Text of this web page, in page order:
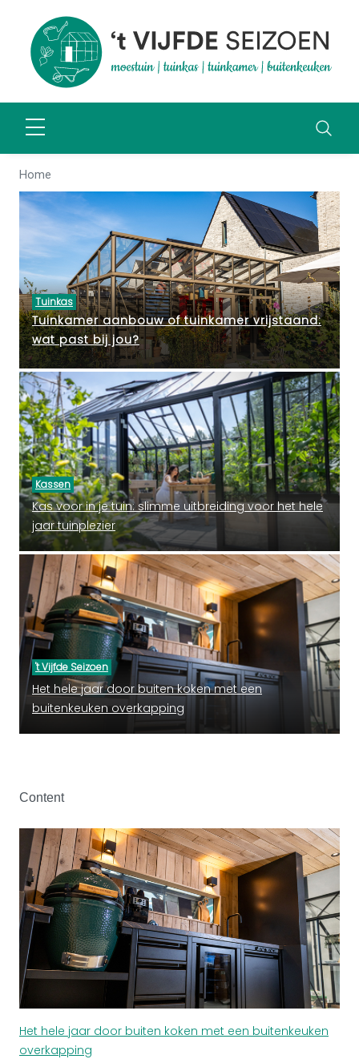
Home
Tuinkas
Tuinkamer aanbouw of tuinkamer vrijstaand:
wat past bij jou?
Kassen
Kas voor in je tuin: slimme uitbreiding voor het hele
jaar tuinplezier
't Vijfde Seizoen
Het hele jaar door buiten koken met een
buitenkeuken overkapping
Content
Het hele jaar door buiten koken met een buitenkeuken
overkapping